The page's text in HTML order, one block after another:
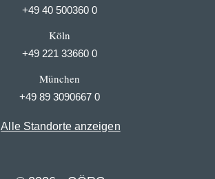
+49 40 500360 0
Köln
+49 221 33660 0
München
+49 89 3090667 0
Alle Standorte anzeigen